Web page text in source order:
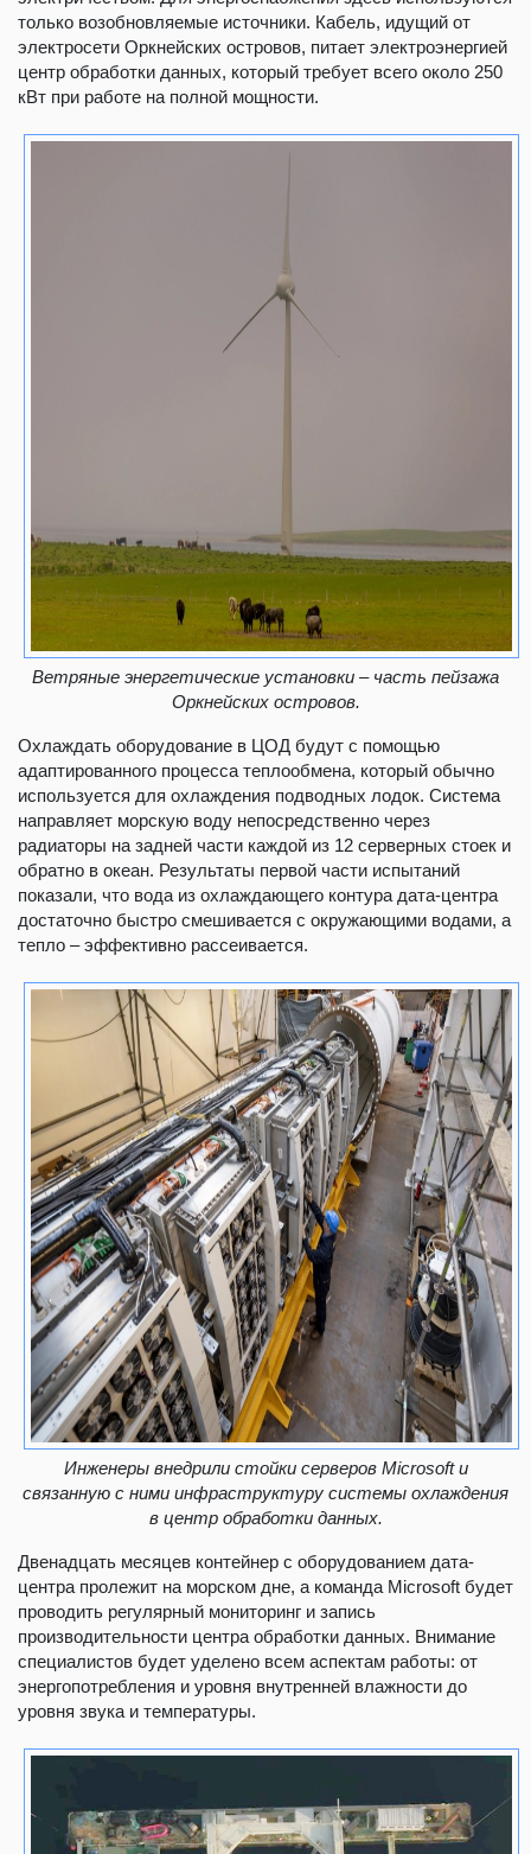
только возобновляемые источники. Кабель, идущий от
электросети Оркнейских островов, питает электроэнергией
центр обработки данных, который требует всего около 250
кВт при работе на полной мощности.
Ветряные энергетические установки – часть пейзажа
Оркнейских островов.
Охлаждать оборудование в ЦОД будут с помощью
адаптированного процесса теплообмена, который обычно
используется для охлаждения подводных лодок. Система
направляет морскую воду непосредственно через
радиаторы на задней части каждой из 12 серверных стоек и
обратно в океан. Результаты первой части испытаний
показали, что вода из охлаждающего контура дата-центра
достаточно быстро смешивается с окружающими водами, а
тепло – эффективно рассеивается.
Инженеры внедрили стойки серверов Microsoft и
связанную с ними инфраструктуру системы охлаждения
в центр обработки данных.
Двенадцать месяцев контейнер с оборудованием дата-
центра пролежит на морском дне, а команда Microsoft будет
проводить регулярный мониторинг и запись
производительности центра обработки данных. Внимание
специалистов будет уделено всем аспектам работы: от
энергопотребления и уровня внутренней влажности до
уровня звука и температуры.